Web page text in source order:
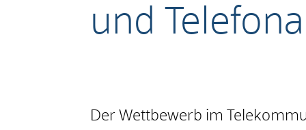
und
Der Wettbewerb im